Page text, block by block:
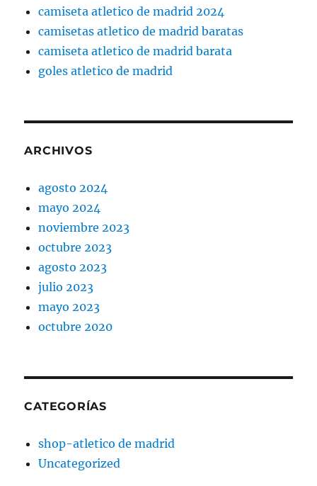
camiseta atletico de madrid 2024
camisetas atletico de madrid baratas
camiseta atletico de madrid barata
goles atletico de madrid
ARCHIVOS
agosto 2024
mayo 2024
noviembre 2023
octubre 2023
agosto 2023
julio 2023
mayo 2023
octubre 2020
CATEGORÍAS
shop-atletico de madrid
Uncategorized